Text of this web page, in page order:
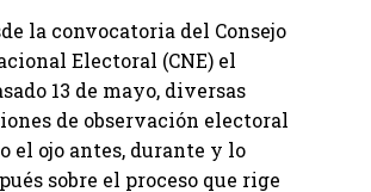
la convocatoria del Consejo
Electoral (CNE) el
13 de mayo, diversas
de observación electoral
el ojo antes, durante y lo
sobre el proceso que rige